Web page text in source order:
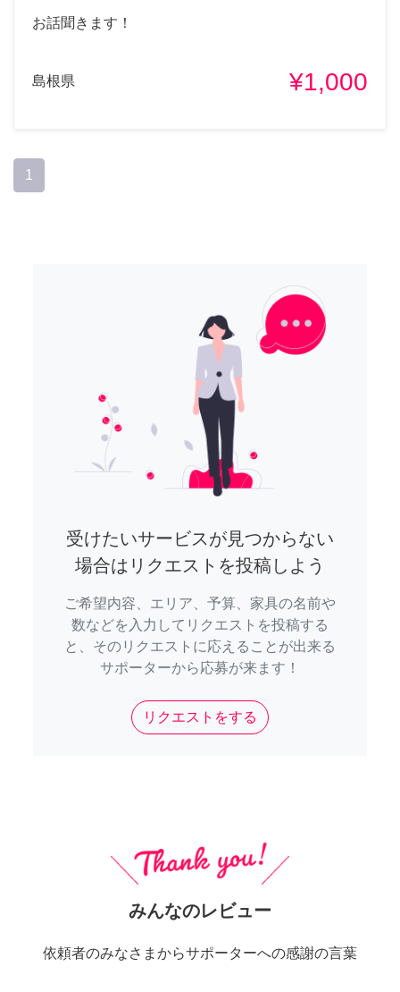
お話聞きます！
島根県 ¥1,000
1
受けたいサービスが見つからない
場合はリクエストを投稿しよう
ご希望内容、エリア、予算、家具の名前や
数などを入力してリクエストを投稿する
と、そのリクエストに応えることが出来る
サポーターから応募が来ます！
リクエストをする
みんなのレビュー
依頼者のみなさまからサポーターへの感謝の言葉